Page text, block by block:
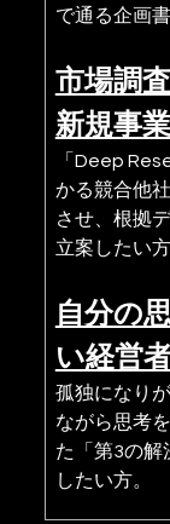
で通る企画
市場調
新規事
「Deep
かる競合他
させ、根拠
立案したい方
自分の
い経営
孤独になり
ながら思考
た「第3の解
したい方。